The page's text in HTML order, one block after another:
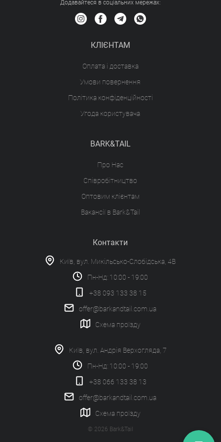
Додавайтеся в соціальних мережах:
КЛІЄНТАМ
Оплата і доставка
Умови повернення
Політика конфіденційності
Угода користувача
BARK&TAIL
Про Нас
Співробітництво
Оптовим клієнтам
Вакансії в Bark&Tail
Контакти
Київ, вул. Микільсько-Слобідська, 4В
Пн-Нд: 10:00 - 19:00
+38 093 133 38 15
offer@barkandtail.com.ua
Схема проїзду
Київ, вул. Андрія Верхогляда, 7
Пн-Нд: 10:00 - 19:00
+38 066 133 38 13
offer@barkandtail.com.ua
Схема проїзду
© 2026 Bark&Tail